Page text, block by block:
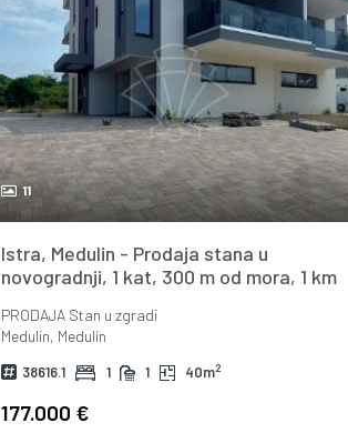
11
Istra, Medulin - Prodaja stana u
novogradnji, 1 kat, 300 m od mora, 1 km
PRODAJA Stan u zgradi
Medulin, Medulin
38616.1 1 1 40m2
177.000 €